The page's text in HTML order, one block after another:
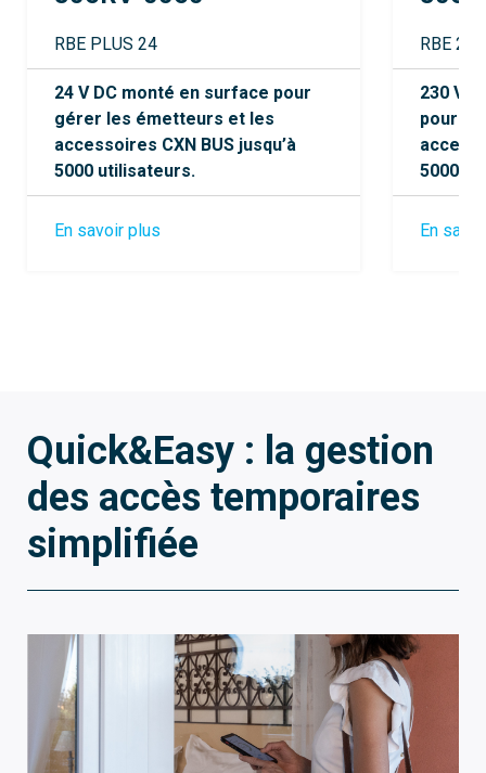
RBE PLUS 24
24 V DC monté en surface pour
gérer les émetteurs et les
accessoires CXN BUS jusqu’à
5000 utilisateurs.
En savoir plus
RBE 230
230 V
pour
5000
En
Quick&Easy : la gestion
des accès temporaires
simplifiée